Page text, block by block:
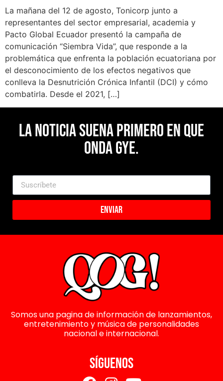
La mañana del 12 de agosto, Tonicorp junto a
representantes del sector empresarial, academia y
Pacto Global Ecuador presentó la campaña de
comunicación “Siembra Vida”, que responde a la
problemática que enfrenta la población ecuatoriana por
el desconocimiento de los efectos negativos que
conlleva la Desnutrición Crónica Infantil (DCI) y cómo
combatirla. Desde el 2021, […]
La noticia suena primero en Que
Onda Gye.
Enviar
Somos una pagina de información de lanzamientos,
entretenimiento y música de personalidades
nacional e internacional.
SÍGUENOS